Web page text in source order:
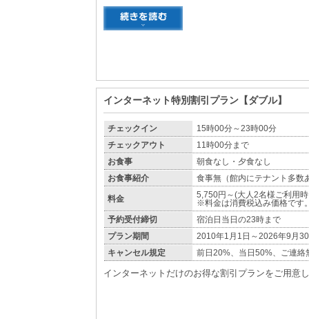
インターネット特別割引プラン【ダブル】
チェックイン
15時00分～23時00分
チェックアウト
11時00分まで
お食事
朝食なし・夕食なし
お食事紹介
食事無（館内にテナント多数
料金
5,750円～(大人2名様ご利用
※料金は消費税込み価格です
予約受付締切
宿泊日当日の23時まで
プラン期間
2010年1月1日～2026年9月
キャンセル規定
前日20%、当日50%、ご連絡
インターネットだけのお得な割引プランをご用意